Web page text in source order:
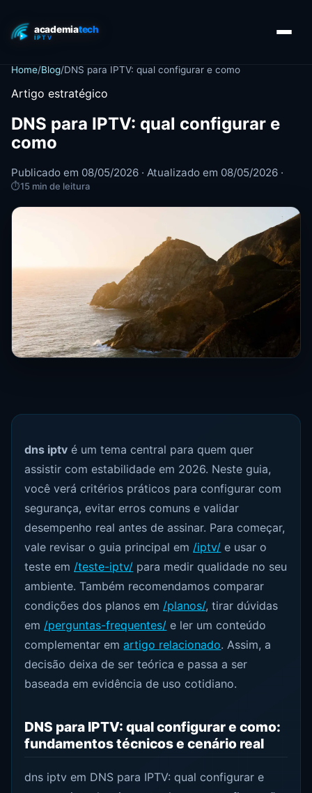
Home/Blog/DNS para IPTV: qual configurar e como
Artigo estratégico
DNS para IPTV: qual configurar e
como
Publicado em 08/05/2026 · Atualizado em 08/05/2026 ·
⏱15 min de leitura
dns iptv é um tema central para quem quer
assistir com estabilidade em 2026. Neste guia,
você verá critérios práticos para configurar com
segurança, evitar erros comuns e validar
desempenho real antes de assinar. Para começar,
vale revisar o guia principal em /iptv/ e usar o
teste em /teste-iptv/ para medir qualidade no seu
ambiente. Também recomendamos comparar
condições dos planos em /planos/, tirar dúvidas
em /perguntas-frequentes/ e ler um conteúdo
complementar emartigo relacionado. Assim, a
decisão deixa de ser teórica e passa a ser
baseada em evidência de uso cotidiano.
DNS para IPTV: qual configurar e como:
fundamentos técnicos e cenário real
dns iptv em DNS para IPTV: qual configurar e